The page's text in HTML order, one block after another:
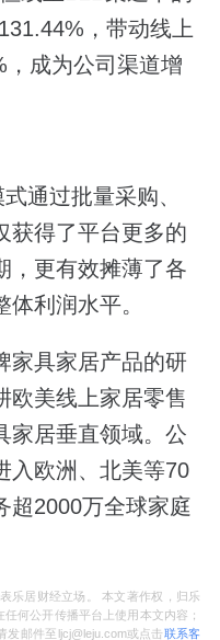
，带动线上
成为公司渠道增
通过批量采购、
获得了平台更多的
，更有效摊薄了各
利润水平。
家具家居产品的研
欧美线上家居零售
家居垂直领域。公
入欧洲、北美等70
超2000万全球家庭
乐居财经立场。 本文著作权，归乐
何公开传播平台上使用本文内容；
邮件至ljcj@leju.com或点击联系客